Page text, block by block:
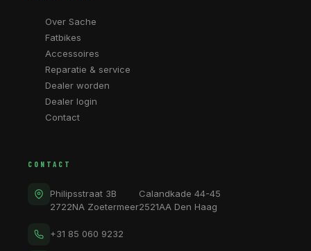
Over Sache
Fatbikes
Accessoires
Reparatie & service
Dealer worden
Dealer login
Contact
CONTACT
Philipsstraat 3B
2722NA Zoetermeer
Calandkade 44-45
2521AA Den Haag
+31 85 060 9232